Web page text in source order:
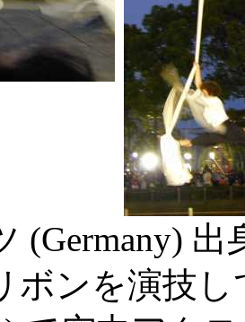
(Germany)
ボンを演技